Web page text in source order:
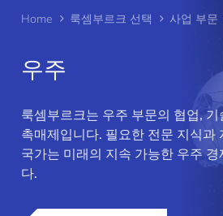
Home 룩셈부르크 선택 사업 부문
우주
룩셈부르크는 우주 부문의 협업,
촉매제입니다. 필요한 전문 지식과
국가는 미래의 지속 가능한 우주
다.